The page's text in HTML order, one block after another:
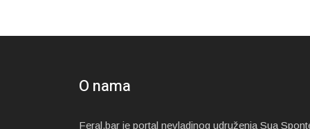
O nama
Feral.bar je portal nevladinog udruženja Sua